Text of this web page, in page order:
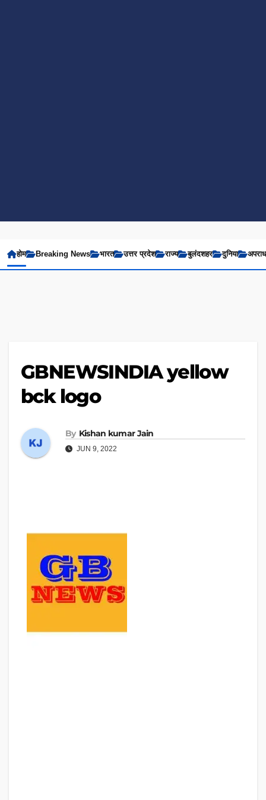
होम Breaking News भारत उत्तर प्रदेश राज्य बुलंदशहर दुनिया अपराध
GBNEWSINDIA yellow
bck logo
By Kishan kumar Jain
JUN 9, 2022